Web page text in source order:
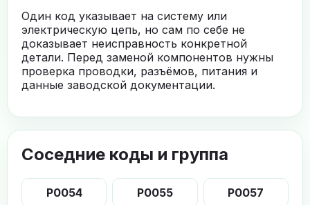
Один код указывает на систему или
электрическую цепь, но сам по себе не
доказывает неисправность конкретной
детали. Перед заменой компонентов нужны
проверка проводки, разъёмов, питания и
данные заводской документации.
Соседние коды и группа
P0054 P0055 P0057